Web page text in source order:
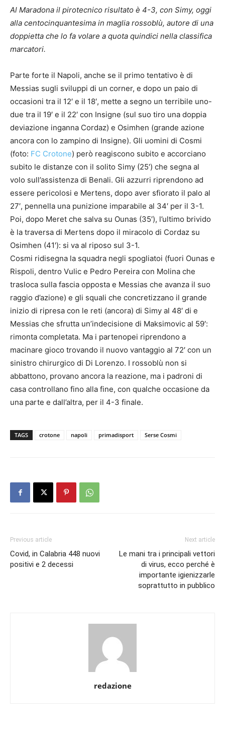
Al Maradona il pirotecnico risultato è 4-3, con Simy, oggi
alla centocinquantesima in maglia rossoblù, autore di una
doppietta che lo fa volare a quota quindici nella classifica
marcatori.
Parte forte il Napoli, anche se il primo tentativo è di
Messias sugli sviluppi di un corner, e dopo un paio di
occasioni tra il 12′ e il 18′, mette a segno un terribile uno-
due tra il 19′ e il 22′ con Insigne (sul suo tiro una doppia
deviazione inganna Cordaz) e Osimhen (grande azione
ancora con lo zampino di Insigne). Gli uomini di Cosmi
(foto: FC Crotone) però reagiscono subito e accorciano
subito le distanze con il solito Simy (25′) che segna al
volo sull’assistenza di Benali. Gli azzurri riprendono ad
essere pericolosi e Mertens, dopo aver sfiorato il palo al
27′, pennella una punizione imparabile al 34′ per il 3-1.
Poi, dopo Meret che salva su Ounas (35′), l’ultimo brivido
è la traversa di Mertens dopo il miracolo di Cordaz su
Osimhen (41′): si va al riposo sul 3-1.
Cosmi ridisegna la squadra negli spogliatoi (fuori Ounas e
Rispoli, dentro Vulic e Pedro Pereira con Molina che
trasloca sulla fascia opposta e Messias che avanza il suo
raggio d’azione) e gli squali che concretizzano il grande
inizio di ripresa con le reti (ancora) di Simy al 48′ di e
Messias che sfrutta un’indecisione di Maksimovic al 59′:
rimonta completata. Ma i partenopei riprendono a
macinare gioco trovando il nuovo vantaggio al 72′ con un
sinistro chirurgico di Di Lorenzo. I rossoblù non si
abbattono, provano ancora la reazione, ma i padroni di
casa controllano fino alla fine, con qualche occasione da
una parte e dall’altra, per il 4-3 finale.
TAGS crotone napoli primadisport Serse Cosmi
Previous article
Covid, in Calabria 448 nuovi
positivi e 2 decessi
Next article
Le mani tra i principali vettori
di virus, ecco perché è
importante igienizzarle
soprattutto in pubblico
redazione